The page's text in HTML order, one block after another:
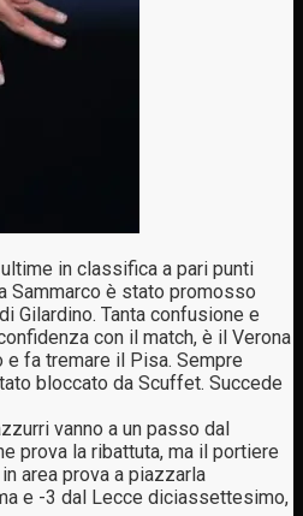
in classifica a pari punti
Sammarco è stato promosso
Gilardino. Tanta confusione e
con il match, è il Verona
fa tremare il Pisa. Sempre
bloccato da Scuffet. Succede
vanno a un passo dal
prova la ribattuta, ma il portiere
area prova a piazzarla
e -3 dal Lecce diciassettesimo,